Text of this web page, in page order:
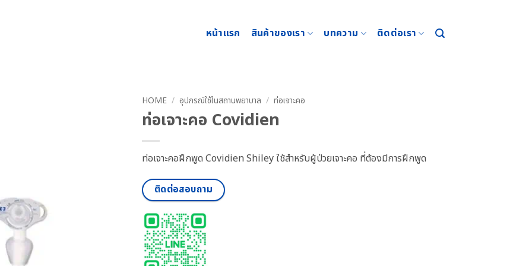
หน้าแรก สินค้าของเรา บทความ ติดต่อเรา
HOME / อุปกรณ์ใช้ในสถานพยาบาล / ท่อเจาะคอ
ท่อเจาะคอ Covidien
ท่อเจาะคอฝึกพูด Covidien Shiley ใช้สำหรับผู้ป่วยเจาะคอ ที่ต้องมีการฝึกพูด
ติดต่อสอบถาม